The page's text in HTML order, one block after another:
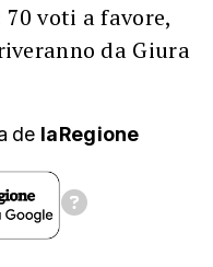
voti a favore,
da Giura
de laRegione